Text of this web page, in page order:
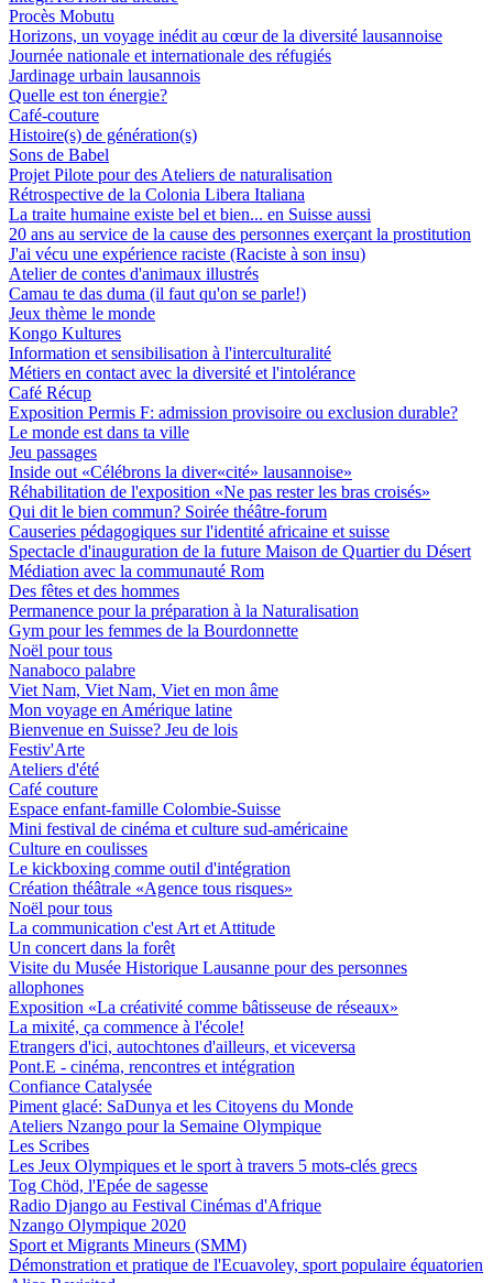
Procès Mobutu
Horizons, un voyage inédit au cœur de la diversité lausannoise
Journée nationale et internationale des réfugiés
Jardinage urbain lausannois
Quelle est ton énergie?
Café-couture
Histoire(s) de génération(s)
Sons de Babel
Projet Pilote pour des Ateliers de naturalisation
Rétrospective de la Colonia Libera Italiana
La traite humaine existe bel et bien... en Suisse aussi
20 ans au service de la cause des personnes exerçant la prostitution
J'ai vécu une expérience raciste (Raciste à son insu)
Atelier de contes d'animaux illustrés
Camau te das duma (il faut qu'on se parle!)
Jeux thème le monde
Kongo Kultures
Information et sensibilisation à l'interculturalité
Métiers en contact avec la diversité et l'intolérance
Café Récup
Exposition Permis F: admission provisoire ou exclusion durable?
Le monde est dans ta ville
Jeu passages
Inside out «Célébrons la diver«cité» lausannoise»
Réhabilitation de l'exposition «Ne pas rester les bras croisés»
Qui dit le bien commun? Soirée théâtre-forum
Causeries pédagogiques sur l'identité africaine et suisse
Spectacle d'inauguration de la future Maison de Quartier du Désert
Médiation avec la communauté Rom
Des fêtes et des hommes
Permanence pour la préparation à la Naturalisation
Gym pour les femmes de la Bourdonnette
Noël pour tous
Nanaboco palabre
Viet Nam, Viet Nam, Viet en mon âme
Mon voyage en Amérique latine
Bienvenue en Suisse? Jeu de lois
Festiv'Arte
Ateliers d'été
Café couture
Espace enfant-famille Colombie-Suisse
Mini festival de cinéma et culture sud-américaine
Culture en coulisses
Le kickboxing comme outil d'intégration
Création théâtrale «Agence tous risques»
Noël pour tous
La communication c'est Art et Attitude
Un concert dans la forêt
Visite du Musée Historique Lausanne pour des personnes
allophones
Exposition «La créativité comme bâtisseuse de réseaux»
La mixité, ça commence à l'école!
Etrangers d'ici, autochtones d'ailleurs, et viceversa
Pont.E - cinéma, rencontres et intégration
Confiance Catalysée
Piment glacé: SaDunya et les Citoyens du Monde
Ateliers Nzango pour la Semaine Olympique
Les Scribes
Les Jeux Olympiques et le sport à travers 5 mots-clés grecs
Tog Chöd, l'Epée de sagesse
Radio Django au Festival Cinémas d'Afrique
Nzango Olympique 2020
Sport et Migrants Mineurs (SMM)
Démonstration et pratique de l'Ecuavoley, sport populaire équatorien